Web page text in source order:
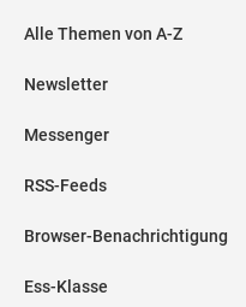
Alle Themen von A-Z
Newsletter
Messenger
RSS-Feeds
Browser-Benachrichtigung
Ess-Klasse